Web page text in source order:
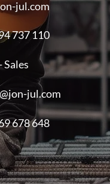
jul.com
737 110
Sales
jul.com
678 648